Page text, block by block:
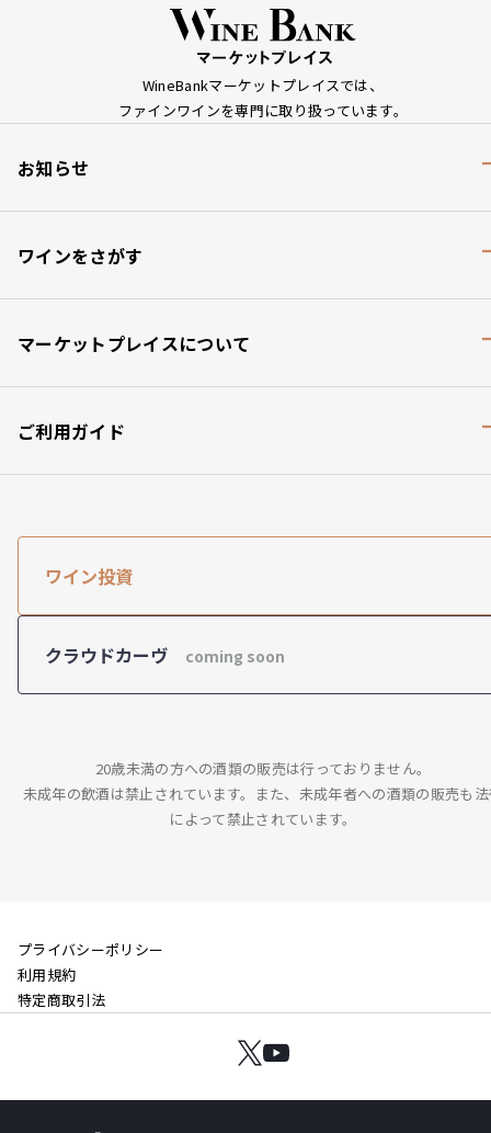
WineBankマーケットプレイスでは、
ファインワインを専門に取り扱っています。
お知らせ
ワインをさがす
マーケットプレイスについて
ご利用ガイド
ワイン投資
クラウドカーヴ coming soon
20歳未満の方への酒類の販売は行っておりません。
未成年の飲酒は禁止されています。また、未成年者への酒類の販売も
によって禁止されています。
プライバシーポリシー
利用規約
特定商取引法